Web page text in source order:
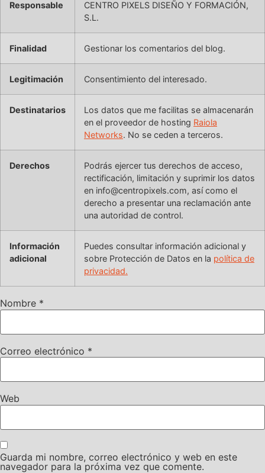
Responsable
CENTRO PIXELS DISEÑO Y FORMACIÓN,
S.L.
Finalidad Gestionar los comentarios del blog.
Legitimación Consentimiento del interesado.
Destinatarios
Los datos que me facilitas se almacenarán
en el proveedor de hosting Raiola
Networks. No se ceden a terceros.
Derechos
Podrás ejercer tus derechos de acceso,
rectificación, limitación y suprimir los datos
en info@centropixels.com, así como el
derecho a presentar una reclamación ante
una autoridad de control.
Información
adicional
Puedes consultar información adicional y
sobre Protección de Datos en la política de
privacidad.
Nombre *
Correo electrónico *
Web
Guarda mi nombre, correo electrónico y web en este
navegador para la próxima vez que comente.